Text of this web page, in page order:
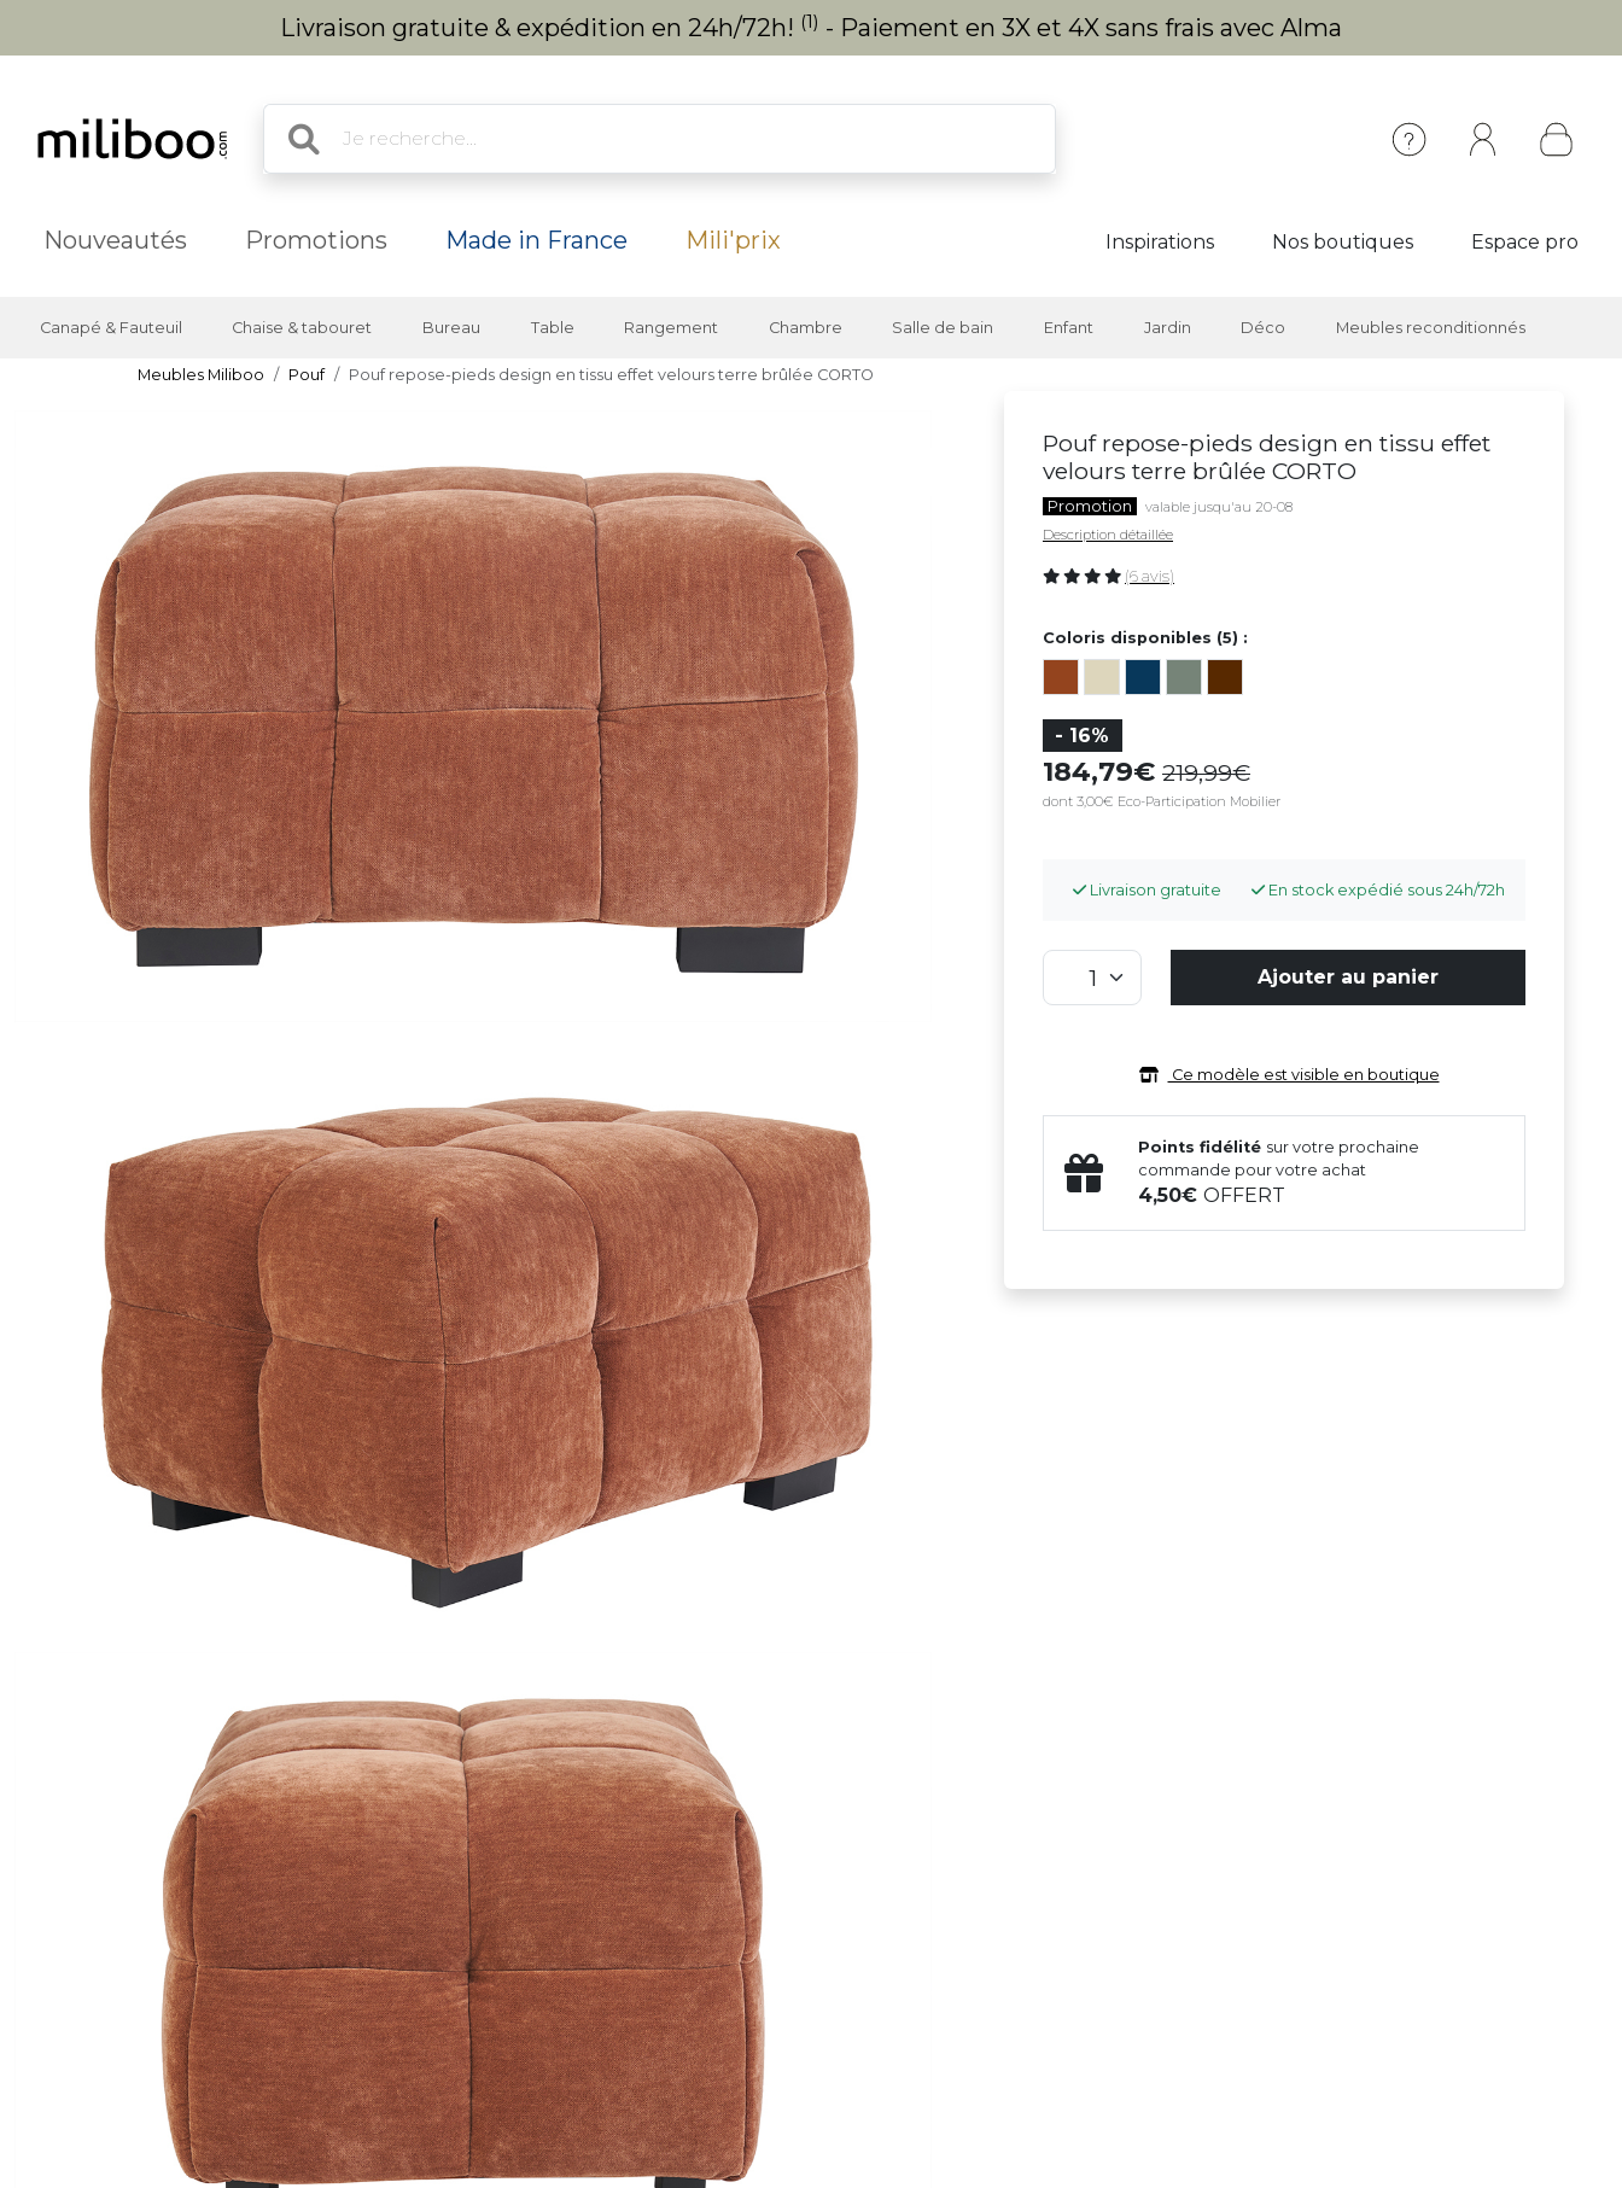
Livraison gratuite & expédition en 24h/72h! (1) - Paiement en 3X et 4X sans frais avec Alma
Nouveautés Promotions Made in France Mili'prix Inspirations Nos boutiques Espace pro
Canapé & Fauteuil Chaise & tabouret Bureau Table Rangement Chambre Salle de bain Enfant Jardin Déco Meubles reconditionnés
Meubles Miliboo Pouf Pouf repose-pieds design en tissu effet velours terre brûlée CORTO
Pouf repose-pieds design en tissu effet
velours terre brûlée CORTO
Promotion
valable jusqu'au 20-08
Description détaillée
(6 avis)
Coloris disponibles (5) :
- 16%
184,79 219,99
dont 3,00€ Eco-Participation Mobilier
Livraison gratuite En stock expédié sous 24h/72h
Ajouter au panier
Ce modèle est visible en boutique
Points fidélité sur votre prochaine
commande pour votre achat
4,50OFFERT